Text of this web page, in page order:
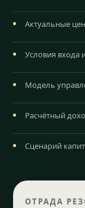
Актуальные
Условия входа
Модель
Расчётный
Сценарий
ОТРАДА